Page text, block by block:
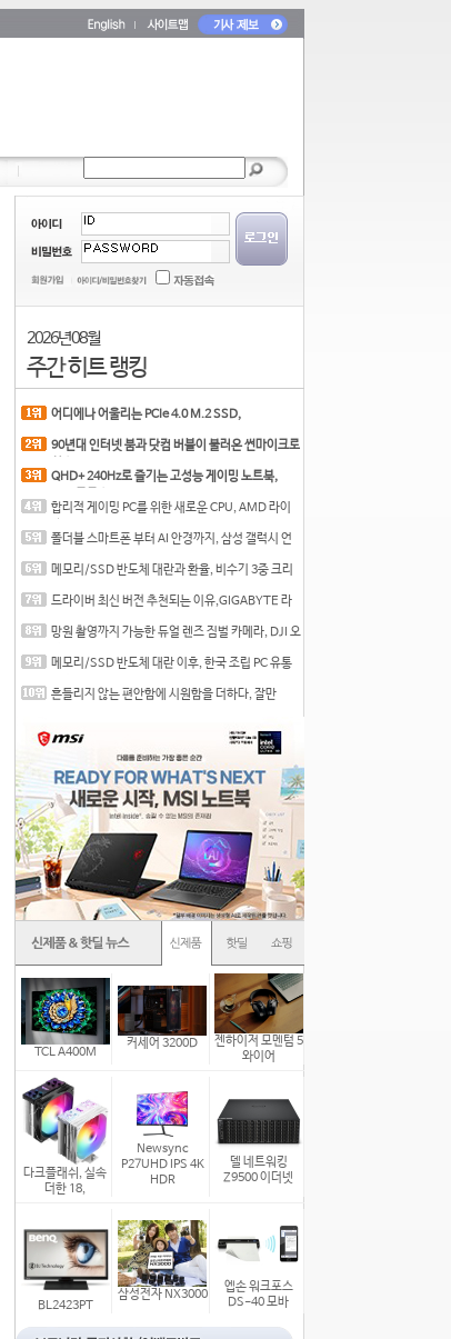
2026년 08월
주간 히트 랭킹
어디에나 어울리는 PCIe 4.0 M.2 SSD,
90년대 인터넷 붐과 닷컴 버블이 불러온 썬마이크로
QHD+ 240Hz로 즐기는 고성능 게이밍 노트북,
합리적 게이밍 PC를 위한 새로운 CPU, AMD 라이
폴더블 스마트폰 부터 AI 안경까지, 삼성 갤럭시 언
메모리/SSD 반도체 대란과 환율, 비수기 3중 크리
드라이버 최신 버전 추천되는 이유,GIGABYTE 라
망원 촬영까지 가능한 듀얼 렌즈 짐벌 카메라, DJI 오
메모리/SSD 반도체 대란 이후, 한국 조립 PC 유통
흔들리지 않는 편안함에 시원함을 더하다, 잘만
TCL A400M
커세어 3200D
젠하이저 모멘텀 5
와이어
다크플래쉬, 실속
더한 18,
Newsync
P27UHD IPS 4K
HDR
델 네트워킹
Z9500 이더넷
BL2423PT
삼성전자 NX3000
엡손 워크포스
DS-40 모바